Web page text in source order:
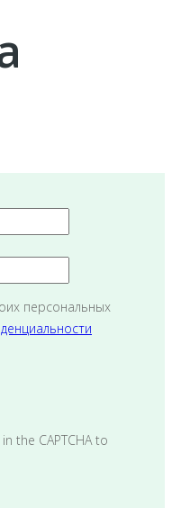
персональных
the CAPTCHA to